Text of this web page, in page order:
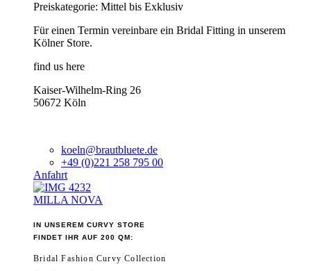
Preiskategorie: Mittel bis Exklusiv
Für einen Termin vereinbare ein Bridal Fitting in unserem
Kölner Store.
find us here
Kaiser-Wilhelm-Ring 26
50672 Köln
koeln@brautbluete.de
+49 (0)221 258 795 00
Anfahrt
MILLA NOVA
IN UNSEREM CURVY STORE
FINDET IHR AUF 200 QM:
Bridal Fashion Curvy Collection